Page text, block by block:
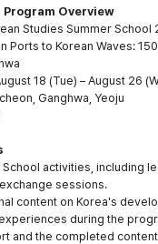
Program Overview
Studies Summer School
Ports to Korean Waves:
18 (Tue) – August 26
Ganghwa, Yeoju
activities, including
sessions.
content on Korea's
during the
and the completed